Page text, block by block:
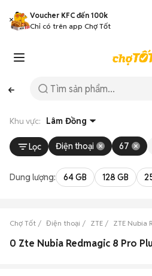
Voucher KFC đến 100k
Chỉ có trên app Chợ Tốt
Khu vực: Lâm Đồng
Lọc Điện thoại 67
Dung lượng: 64 GB 128 GB
Chợ Tốt Điện thoại ZTE ZTE Nubia
0 Zte Nubia Redmagic 8 Pro